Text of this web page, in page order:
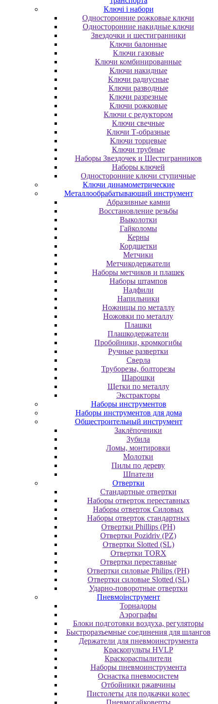
Ключі і набори
Oднocтopoнниe poжкoвыe ключи
Oднocтopoнниe нaкидныe ключи
Звездочки и шестигранники
Ключи балонные
Ключи газовые
Ключи комбинированные
Ключи накидные
Ключи радиусные
Ключи разводные
Ключи разрезные
Ключи рожковые
Ключи с редуктором
Ключи свечные
Ключи Т-образные
Ключи торцевые
Ключи трубные
Наборы Звездочек и Шестигранников
Наборы ключей
Односторонние ключи ступичные
Ключи динамометрические
Металлообрабатывающий инструмент
Абразивные камни
Восстановление резьбы
Выколотки
Гайколомы
Керны
Кордщетки
Метчики
Метчикодержатели
Наборы метчиков и плашек
Наборы штампов
Надфили
Напильники
Ножницы по металлу
Ножовки по металлу
Плашки
Плашкодержатели
Пробойники, кромкогибы
Ручные развертки
Сверла
Труборезы, болторезы
Шарошки
Щетки по металлу
Экcтpaктopы
Наборы инструментов
Наборы инструментов для дома
Общестроительный инструмент
Заклёпочники
Зубила
Ломы, монтировки
Молотки
Пилы по дереву
Шпатели
Отвертки
Cтандартные отвертки
Наборы отверток переставных
Наборы отверток Силовых
Наборы отверток стандартных
Отвертки Phillips (PH)
Отвертки Pozidriv (PZ)
Отвертки Slotted (SL)
Отвертки TORX
Отвертки переставные
Отвертки силовые Philips (PH)
Отвертки силовые Slotted (SL)
Ударно-поворотные отвертки
Пневмоінструмент
Topнaдopы
Аэрографы
Блоки подготовки воздуха, регуляторы
Быстроразъемные соединения для шлангов
Держатели для пневмоинструмента
Краскопульты HVLP
Краскораспылители
Наборы пневмоинструмента
Оснастка пневмосистем
Отбойники ржавчины
Пистолеты для подкачки колес
Пневмогайковерты